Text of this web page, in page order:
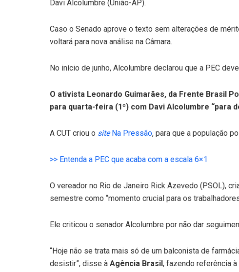
Davi Alcolumbre (União-AP).
Caso o Senado aprove o texto sem alterações de
voltará para nova análise na Câmara.
No início de junho, Alcolumbre declarou que a PEC
O ativista Leonardo Guimarães, da Frente Brasil
para quarta-feira (1º) com Davi Alcolumbre “para
A CUT criou o siteNa Pressão, para que a população
>> Entenda a PEC que acaba com a escala 6×1
O vereador no Rio de Janeiro Rick Azevedo (PSOL),
semestre como “momento crucial para os
Ele criticou o senador Alcolumbre por não dar
“Hoje não se trata mais só de um balconista de
desistir”, disse à Agência Brasil, fazendo referência